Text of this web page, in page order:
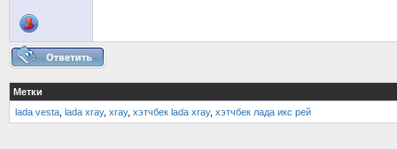
Метки
lada vesta lada xray, xray, хэтчбек lada xray, хэтчбек лада икс рей